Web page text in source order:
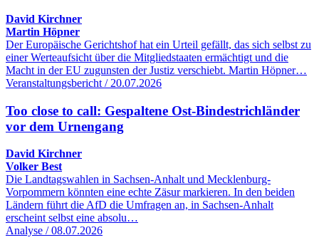
David Kirchner
Martin Höpner
Der Europäische Gerichtshof hat ein Urteil gefällt, das sich selbst zu
einer Werteaufsicht über die Mitgliedstaaten ermächtigt und die
Macht in der EU zugunsten der Justiz verschiebt. Martin Höpner…
Veranstaltungsbericht / 20.07.2026
Too close to call: Gespaltene Ost-Bindestrichländer
vor dem Urnengang
David Kirchner
Volker Best
Die Landtagswahlen in Sachsen-Anhalt und Mecklenburg-
Vorpommern könnten eine echte Zäsur markieren. In den beiden
Ländern führt die AfD die Umfragen an, in Sachsen-Anhalt
erscheint selbst eine absolu…
Analyse / 08.07.2026